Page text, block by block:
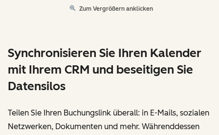
Zum Vergrößern anklicken
Synchronisieren Sie Ihren Kalender
mit Ihrem CRM und beseitigen Sie
Datensilos
Teilen Sie Ihren Buchungslink überall: in E-Mails, sozialen
Netzwerken, Dokumenten und mehr. Währenddessen